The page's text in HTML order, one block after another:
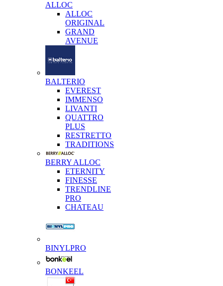
ALLOC
ALLOC
ORIGINAL
GRAND
AVENUE
BALTERIO
EVEREST
IMMENSO
LIVANTI
QUATTRO
PLUS
RESTRETTO
TRADITIONS
BERRY ALLOC
ETERNITY
FINESSE
TRENDLINE
PRO
CHATEAU
BINYLPRO
BONKEEL